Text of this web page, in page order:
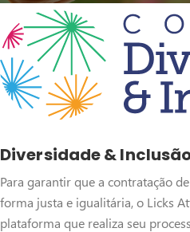
Diversidade &
Para garantir que a contratação
forma justa e igualitária, o Licks
plataforma que realiza seu